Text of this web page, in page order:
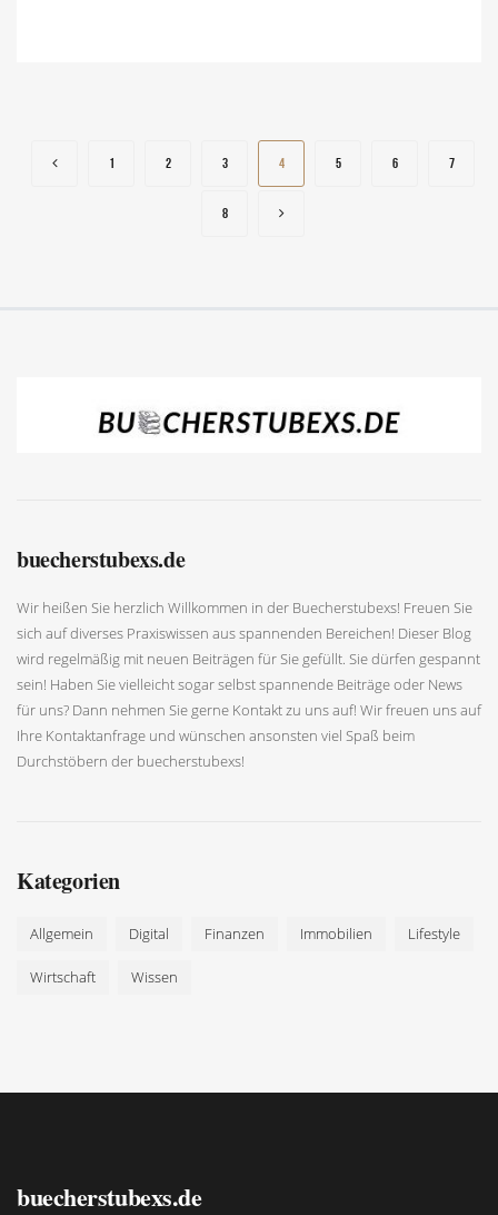
1 2 3 4 5 6 7
8
buecherstubexs.de
Wir heißen Sie herzlich Willkommen in der Buecherstubexs! Freuen Sie
sich auf diverses Praxiswissen aus spannenden Bereichen! Dieser Blog
wird regelmäßig mit neuen Beiträgen für Sie gefüllt. Sie dürfen gespannt
sein! Haben Sie vielleicht sogar selbst spannende Beiträge oder News
für uns? Dann nehmen Sie gerne Kontakt zu uns auf! Wir freuen uns auf
Ihre Kontaktanfrage und wünschen ansonsten viel Spaß beim
Durchstöbern der buecherstubexs!
Kategorien
Allgemein Digital Finanzen Immobilien Lifestyle
Wirtschaft Wissen
buecherstubexs.de